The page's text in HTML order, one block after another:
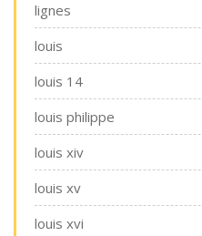
lignes
louis
louis 14
louis philippe
louis xiv
louis xv
louis xvi